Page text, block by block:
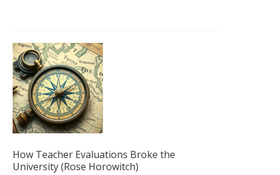
How Teacher Evaluations Broke the
University (Rose Horowitch)